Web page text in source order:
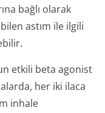
bağlı olarak
astım ile ilgili
etkili beta agonist
her iki ilaca
inhale